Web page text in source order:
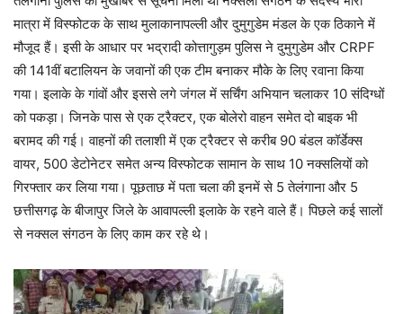
मात्रा में विस्फोटक के साथ मुलाकानापल्ली और दुमुगुडेम मंडल के एक ठिकाने में
मौजूद हैं। इसी के आधार पर भद्रादी कोत्तागुड़म पुलिस ने दुमुगुडेम और CRPF
की 141वीं बटालियन के जवानों की एक टीम बनाकर मौके के लिए रवाना किया
गया। इलाके के गांवों और इससे लगे जंगल में सर्चिंग अभियान चलाकर 10 संदिग्धों
को पकड़ा। जिनके पास से एक ट्रैक्टर, एक बोलेरो वाहन समेत दो बाइक भी
बरामद की गई। वाहनों की तलाशी में एक ट्रैक्टर से करीब 90 बंडल कॉर्डेक्स
वायर, 500 डेटोनेटर समेत अन्य विस्फोटक सामान के साथ 10 नक्सलियों को
गिरफ्तार कर लिया गया। पूछताछ में पता चला की इनमें से 5 तेलंगाना और 5
छत्तीसगढ़ के बीजापुर जिले के आवापल्ली इलाके के रहने वाले हैं। पिछले कई सालों
से नक्सल संगठन के लिए काम कर रहे थे।